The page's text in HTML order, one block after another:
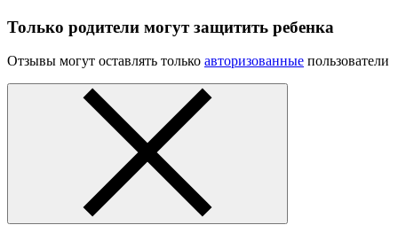
Только родители могут защитить ребенка
Отзывы могут оставлять только авторизованные пользователи